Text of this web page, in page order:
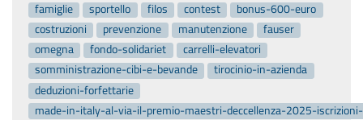
famiglie
sportello filos contest
bonus-600-euro
costruzioni
prevenzione manutenzione
fauser
omegna
fondo-solidariet
carrelli-elevatori
somministrazione-cibi-e-bevande
tirocinio-in-azienda
deduzioni-forfettarie
made-in-italy-al-via-il-premio-maestri-deccellenza-2025-